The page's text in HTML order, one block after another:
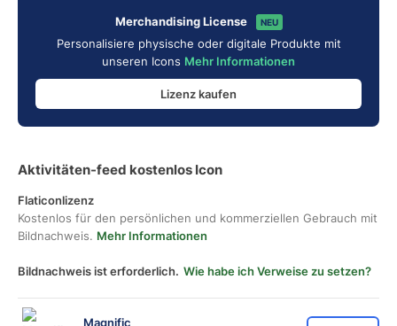
Merchandising License NEU
Personalisiere physische oder digitale Produkte mit
unseren Icons Mehr Informationen
Lizenz kaufen
Aktivitäten-feed kostenlos Icon
Flaticonlizenz
Kostenlos für den persönlichen und kommerziellen Gebrauch mit
Bildnachweis. Mehr Informationen
Bildnachweis ist erforderlich. Wie habe ich Verweise zu setzen?
Magnific